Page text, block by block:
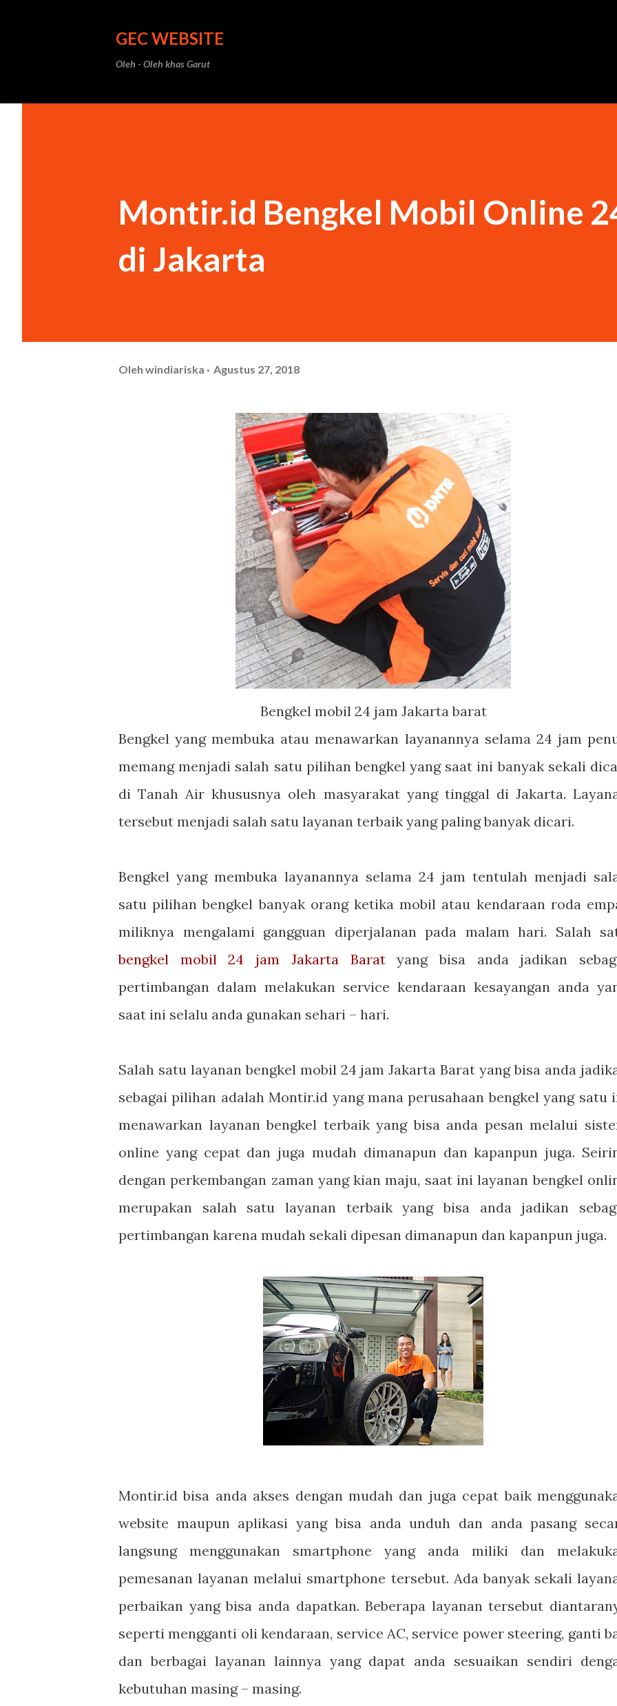
GEC WEBSITE
Oleh - Oleh khas Garut
Montir.id Bengkel Mobil Online
di Jakarta
Oleh windiariska Agustus 27, 2018
Bengkel mobil 24 jam Jakarta barat
Bengkel yang membuka atau menawarkan layanannya selama 24 jam
memang menjadi salah satu pilihan bengkel yang saat ini banyak sekali
di Tanah Air khususnya oleh masyarakat yang tinggal di Jakarta.
tersebut menjadi salah satu layanan terbaik yang paling banyak dicari.
Bengkel yang membuka layanannya selama 24 jam tentulah menjadi
satu pilihan bengkel banyak orang ketika mobil atau kendaraan roda
miliknya mengalami gangguan diperjalanan pada malam hari. Salah
bengkel mobil 24 jam Jakarta Baratyang bisa anda jadikan
pertimbangan dalam melakukan service kendaraan kesayangan anda
saat ini selalu anda gunakan sehari – hari.
Salah satu layanan bengkel mobil 24 jam Jakarta Barat yang bisa anda
sebagai pilihan adalah Montir.id yang mana perusahaan bengkel yang satu
menawarkan layanan bengkel terbaik yang bisa anda pesan melalui
online yang cepat dan juga mudah dimanapun dan kapanpun juga.
dengan perkembangan zaman yang kian maju, saat ini layanan bengkel
merupakan salah satu layanan terbaik yang bisa anda jadikan
pertimbangan karena mudah sekali dipesan dimanapun dan kapanpun juga.
Montir.id bisa anda akses dengan mudah dan juga cepat baik
website maupun aplikasi yang bisa anda unduh dan anda pasang
langsung menggunakan smartphone yang anda miliki dan
pemesanan layanan melalui smartphone tersebut. Ada banyak sekali
perbaikan yang bisa anda dapatkan. Beberapa layanan tersebut
seperti mengganti oli kendaraan, service AC, service power steering, ganti
dan berbagai layanan lainnya yang dapat anda sesuaikan sendiri
kebutuhan masing – masing.